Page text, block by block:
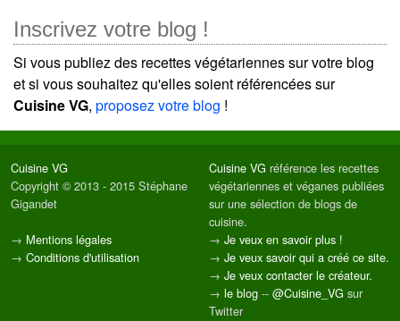
Inscrivez votre blog !
Si vous publiez des recettes végétariennes sur votre blog
et si vous souhaitez qu'elles soient référencées sur
Cuisine VG, proposez votre blog !
Cuisine VG
Copyright © 2013 - 2015 Stéphane
Gigandet
→ Mentions légales
→ Conditions d'utilisation
Cuisine VG référence les recettes
végétariennes et véganes publiées
sur une sélection de blogs de
cuisine.
→ Je veux en savoir plus !
→ Je veux savoir qui a créé ce site.
→ Je veux contacter le créateur.
→ le blog -- @Cuisine_VG sur
Twitter